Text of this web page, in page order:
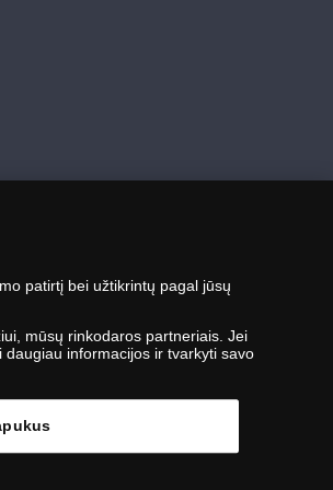
patirtį bei užtikrintų pagal jūsų
mūsų rinkodaros partneriais. Jei
informacijos ir tvarkyti savo